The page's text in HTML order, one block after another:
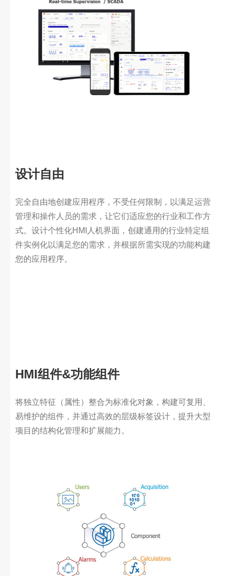
设计自由
完全自由地创建应用程序，不受任何限制，以满足运营
管理和操作人员的需求，让它们适应您的行业和工作方
式。设计个性化HMI人机界面，创建通用的行业特定组
件实例化以满足您的需求，并根据所需实现的功能构建
您的应用程序。
HMI组件&功能组件
将独立特征（属性）整合为标准化对象，构建可复用、
易维护的组件，并通过高效的层级标签设计，提升大型
项目的结构化管理和扩展能力。